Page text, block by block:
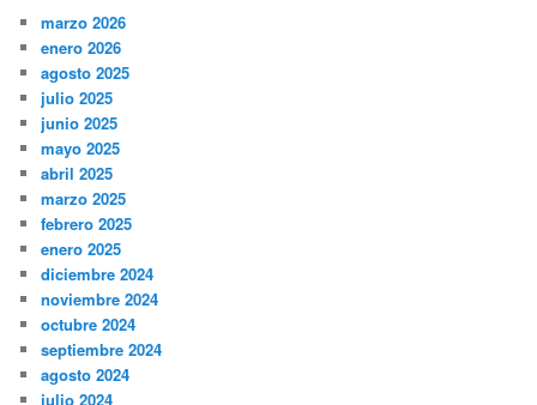
marzo 2026
enero 2026
agosto 2025
julio 2025
junio 2025
mayo 2025
abril 2025
marzo 2025
febrero 2025
enero 2025
diciembre 2024
noviembre 2024
octubre 2024
septiembre 2024
agosto 2024
julio 2024